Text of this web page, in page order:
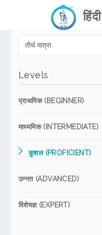
Levels
प्राथमिक (BEGINNER)
माध्यमिक (INTERMEDIATE)
कुशल (PROFICIENT)
उन्नत (ADVANCED)
विशेषज्ञ (EXPERT)